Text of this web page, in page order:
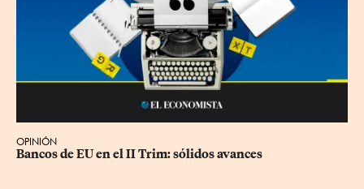
OPINIÓN
Bancos de EU en el II Trim: sólidos avances